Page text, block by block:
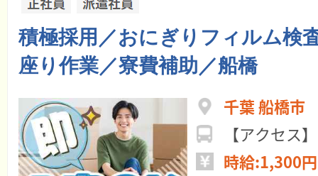
積極採用／おにぎりフィルム検
座り作業／寮費補助／船橋
千葉 船橋市
【アクセス
時給:1,300